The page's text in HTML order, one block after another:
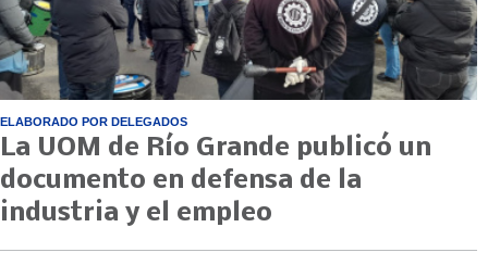
ELABORADO POR DELEGADOS
La UOM de Río Grande publicó un
documento en defensa de la
industria y el empleo